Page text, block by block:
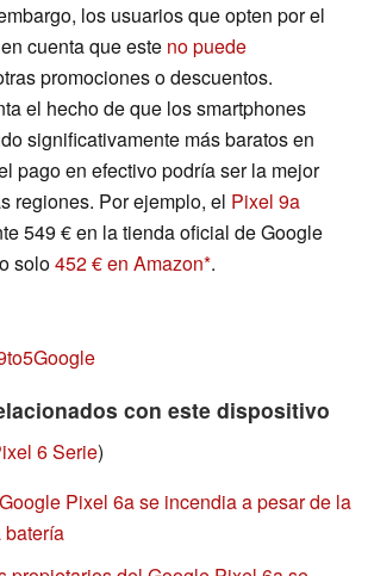
los usuarios que opten por el
cuenta que este no puede
promociones o descuentos.
el hecho de que los smartphones
significativamente más baratos en
pago en efectivo podría ser la mejor
regiones. Por ejemplo, el Pixel 9a
549 € en la tienda oficial de Google
solo452 € en Amazon .
con este dispositivo
6 Serie)
Pixel 6a se incendia a pesar de la